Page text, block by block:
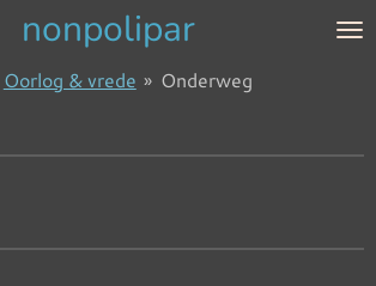
nonpolipar
Oorlog & vrede » Onderweg